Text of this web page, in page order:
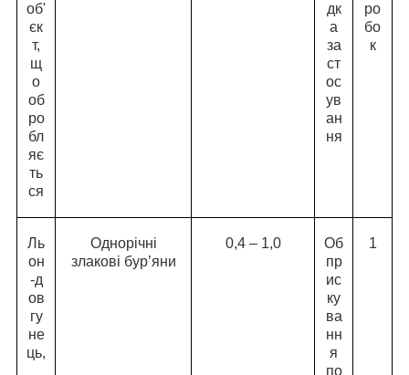
об'
єк
т,
щ
о
об
ро
бл
яє
ть
ся
дк
а
за
ст
ос
ув
ан
ня
ро
бо
к
Ль
он
-д
ов
гу
не
ць,
Однорічні
злакові бур’яни
0,4 – 1,0
Об
пр
ис
ку
ва
нн
я
по
1